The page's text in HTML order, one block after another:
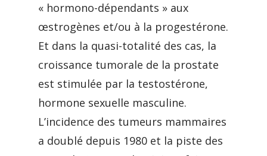
« hormono-dépendants » aux
œstrogènes et/ou à la progestérone.
Et dans la quasi-totalité des cas, la
croissance tumorale de la prostate
est stimulée par la testostérone,
hormone sexuelle masculine.
L’incidence des tumeurs mammaires
a doublé depuis 1980 et la piste des